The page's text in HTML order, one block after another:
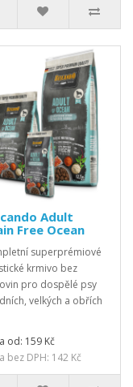
Adult
Free Ocean
superprémiové
krmivo bez
pro dospělé psy
velkých a obřích
od: 159 Kč
bez DPH: 142 Kč